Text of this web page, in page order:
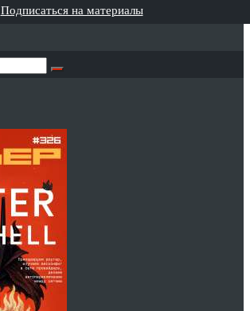
Подписаться на материалы